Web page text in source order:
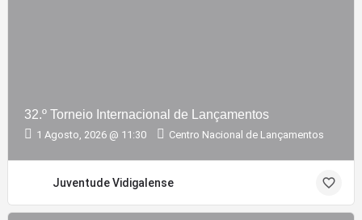
32.º Torneio Internacional de Lançamentos
1 Agosto, 2026 @ 11:30 Centro Nacional de Lançamentos
Juventude Vidigalense